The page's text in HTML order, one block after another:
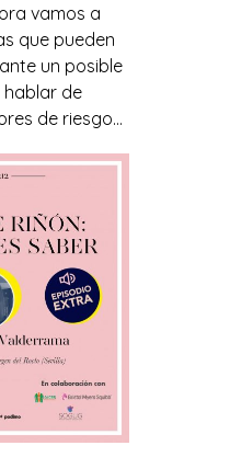
vamos a
que pueden
un posible
hablar de
de riesgo…